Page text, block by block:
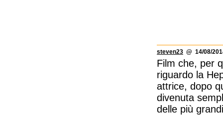
steven23 @ 14/08/
Film che, per
riguardo la
attrice, dopo
divenuta
delle più